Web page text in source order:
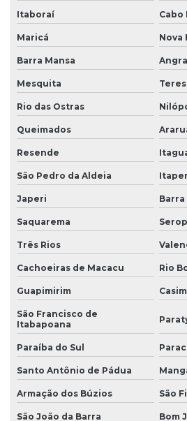
Itaboraí Cabo
Maricá Nova
Barra Mansa
Mesquita
Rio das Ostras
Queimados
Resende
São Pedro da Aldeia
Japeri
Saquarema
Três Rios
Cachoeiras de Macacu Rio
Guapimirim
São Francisco de
Itabapoana
Paraíba do Sul
Santo Antônio de Pádua
Armação dos Búzios São
São João da Barra Bom